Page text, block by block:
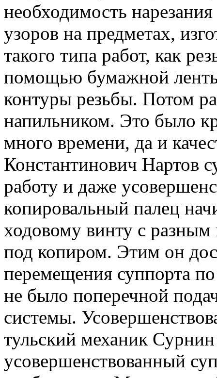
необходимость
узоров на предметах,
такого типа работ, как
помощью бумажной
контуры резьбы. Потом
напильником. Это было
много времени, да и
Константинович Нартов
работу и даже
копировальный палец
ходовому винту с
под копиром. Этим он
перемещения суппорта
не было поперечной
системы.
тульский механик
усовершенствованный